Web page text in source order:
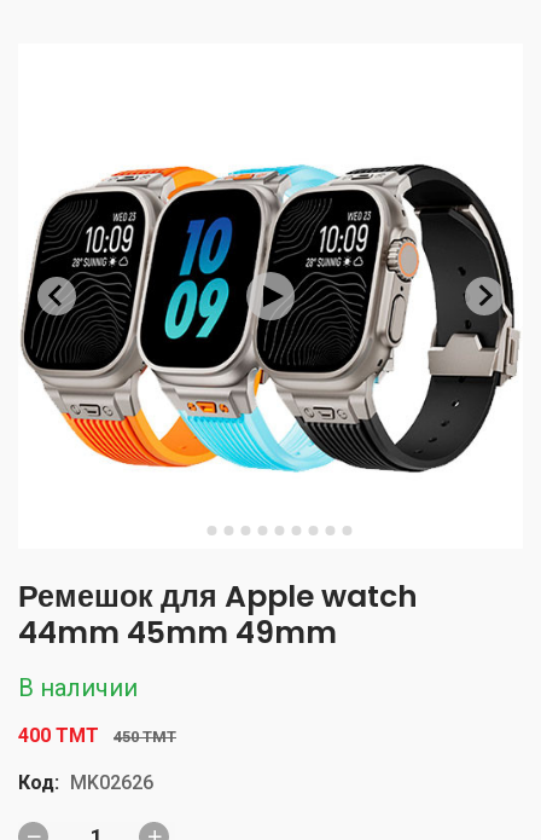
Ремешок для Apple watch
44mm 45mm 49mm
В наличии
400 TMT 450 TMT
Код: MK02626